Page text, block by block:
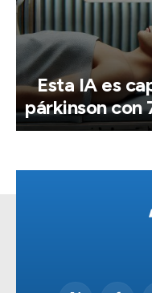
Esta IA es
párkinson con